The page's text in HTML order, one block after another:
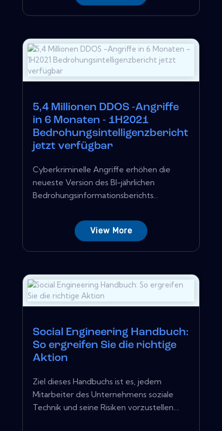
5,4 Millionen DDOS -Angriffe
in 6 Monaten - 1H2021
Bedrohungsintelligenzbericht
jetzt verfügbar
Cyberkriminelle Angriffe erhöhen die
neueste Version des BI-jährlichen
Bedrohungsinformationsberichts...
View More
Social Engineering Handbuch:
So ergreifen Sie die richtige
Aktion
Ziel dieses Handbuchs ist es, jedem
Mitarbeiter des Unternehmens soziale
Technik und seine Risiken vorzustellen....